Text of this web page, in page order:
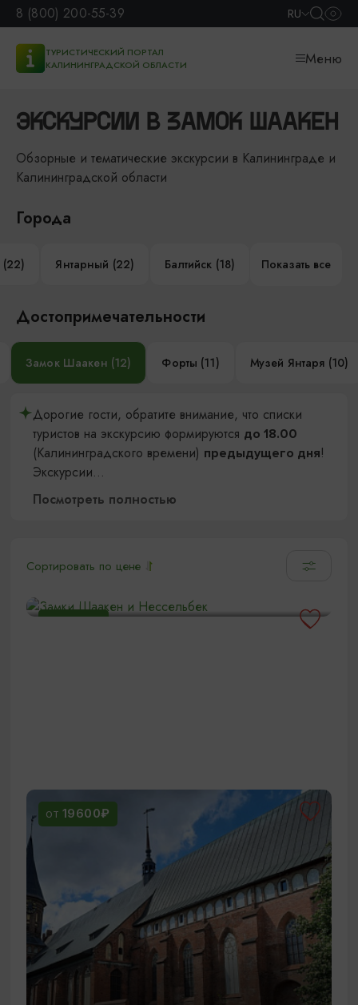
8 (800) 200-55-39 RU
ТУРИСТИЧЕСКИЙ ПОРТАЛ
КАЛИНИНГРАДСКОЙ ОБЛАСТИ
Меню
ЭКСКУРСИИ В ЗАМОК ШААКЕН
Обзорные и тематические экскурсии в Калининграде и
Калининградской области
Города
(22) Янтарный (22) Балтийск (18) Показать все
Достопримечательности
Замок Шаакен (12) Форты (11) Музей Янтаря (10)
Дорогие гости, обратите внимание, что списки
туристов на экскурсию формируются до 18.00
(Калининградского времени) предыдущего дня!
Экскурсии...
Посмотреть полностью
Сортировать по цене
1800₽
Замки Шаакен и Нессельбек
10:00
ОТ 19600₽